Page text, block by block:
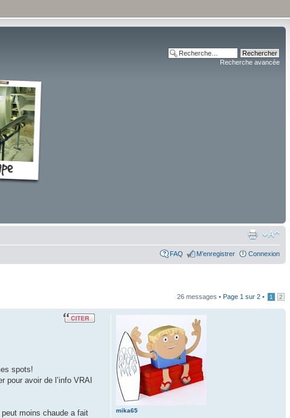
Recherche avancée
FAQ M’enregistrer Connexion
26 messages • Page 1 sur 2 • 1 2
spots!
pour avoir de l’info VRAI
moins chaude a fait
mika65